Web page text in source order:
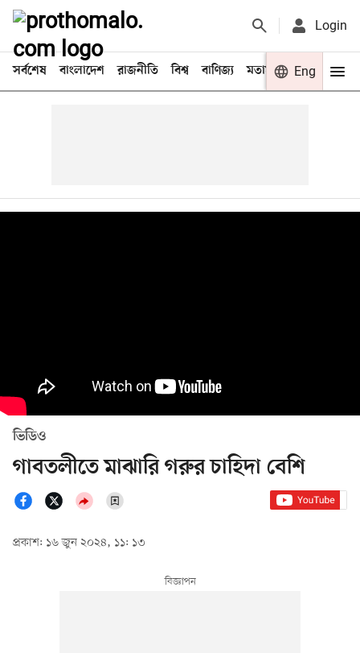
Login
সর্বশেষ বাংলাদেশ রাজনীতি বিশ্ব বাণিজ্য মতামত খেলা
Eng
ভিডিও
গাবতলীতে মাঝারি গরুর চাহিদা বেশি
প্রকাশ: ১৬ জুন ২০২৪, ১১: ১৩